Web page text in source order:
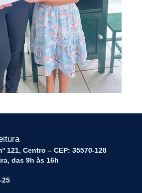
121, Centro – CEP: 35570-128
das 9h às 16h
25